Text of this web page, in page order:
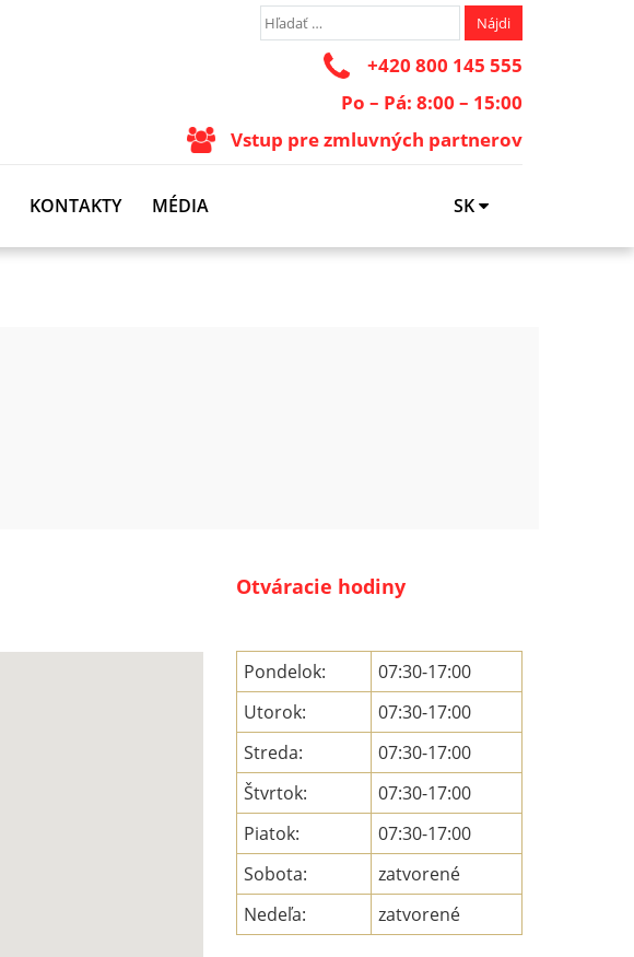
+420 800 145 555
Po – Pá: 8:00 – 15:00
Vstup pre zmluvných partnerov
KONTAKTY MÉDIA SK
Otváracie hodiny
Pondelok:
07:30-17:00
Utorok:
07:30-17:00
Streda:
07:30-17:00
Štvrtok:
07:30-17:00
Piatok:
07:30-17:00
Sobota:
zatvorené
Nedeľa:
zatvorené